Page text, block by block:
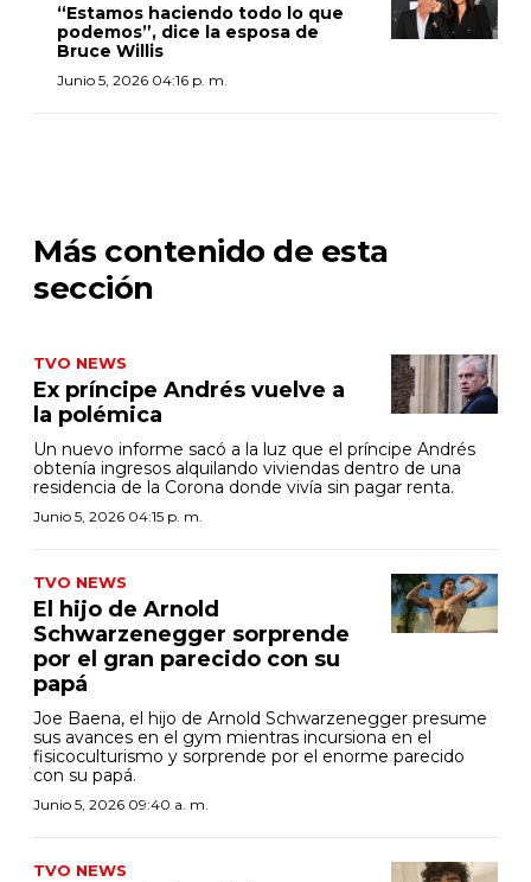
“Estamos haciendo todo lo que
podemos”, dice la esposa de
Bruce Willis
Junio 5, 2026 04:16 p. m.
Más contenido de esta
sección
TVO NEWS
Ex príncipe Andrés vuelve a
la polémica
Un nuevo informe sacó a la luz que el príncipe Andrés
obtenía ingresos alquilando viviendas dentro de una
residencia de la Corona donde vivía sin pagar renta.
Junio 5, 2026 04:15 p. m.
TVO NEWS
El hijo de Arnold
Schwarzenegger sorprende
por el gran parecido con su
papá
Joe Baena, el hijo de Arnold Schwarzenegger presume
sus avances en el gym mientras incursiona en el
fisicoculturismo y sorprende por el enorme parecido
con su papá.
Junio 5, 2026 09:40 a. m.
TVO NEWS